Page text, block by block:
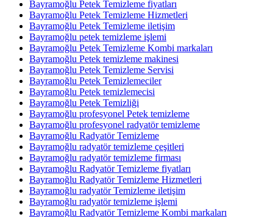
Bayramoğlu Petek Temizleme fiyatları
Bayramoğlu Petek Temizleme Hizmetleri
Bayramoğlu Petek Temizleme iletişim
Bayramoğlu petek temizleme işlemi
Bayramoğlu Petek Temizleme Kombi markaları
Bayramoğlu Petek temizleme makinesi
Bayramoğlu Petek Temizleme Servisi
Bayramoğlu Petek Temizlemeciler
Bayramoğlu Petek temizlemecisi
Bayramoğlu Petek Temizliği
Bayramoğlu profesyonel Petek temizleme
Bayramoğlu profesyonel radyatör temizleme
Bayramoğlu Radyatör Temizleme
Bayramoğlu radyatör temizleme çeşitleri
Bayramoğlu radyatör temizleme firması
Bayramoğlu Radyatör Temizleme fiyatları
Bayramoğlu Radyatör Temizleme Hizmetleri
Bayramoğlu radyatör Temizleme iletişim
Bayramoğlu radyatör temizleme işlemi
Bayramoğlu Radyatör Temizleme Kombi markaları